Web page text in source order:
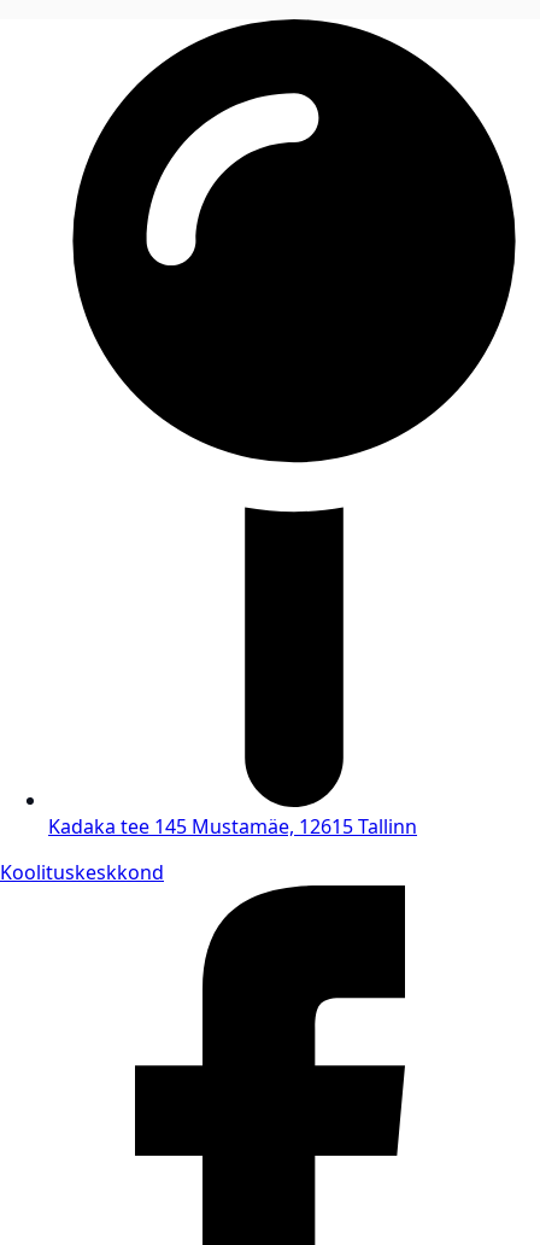
Kadaka tee 145 Mustamäe, 12615 Tallinn
Koolituskeskkond